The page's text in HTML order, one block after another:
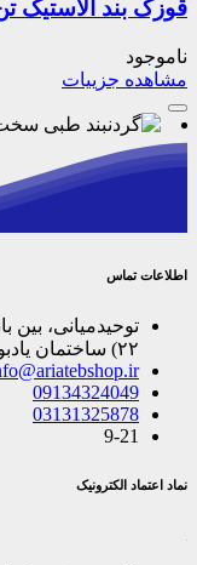
قوزک بند الاستیک تن
ناموجود
مشاهده جزییات
اطلاعات تماس
توحیدمیانی،
۲۲) ساختمان یادبود تجهیزات پزشکی آریاطب
09134324049
03131325878
9-21
نماد اعتماد الکترونیک